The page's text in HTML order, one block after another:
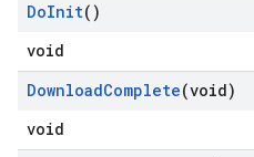
DoInit()
void
DownloadComplete(void)
void